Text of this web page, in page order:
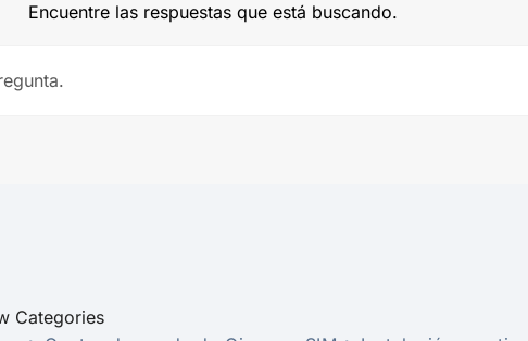
Encuentre las respuestas que está buscando.
Categories